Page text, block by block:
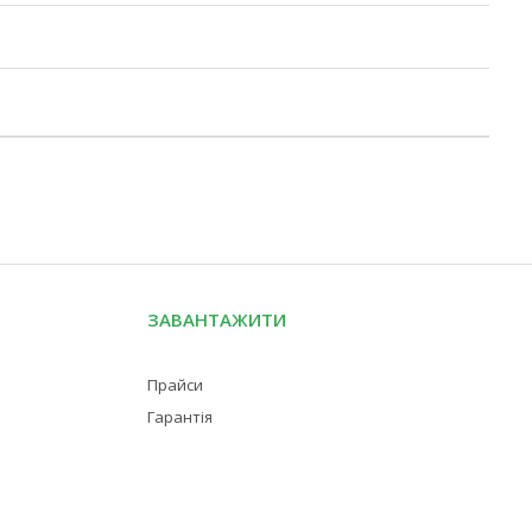
ЗАВАНТАЖИТИ
Прайси
Гарантія